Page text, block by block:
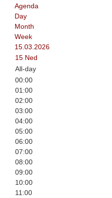
Agenda
Day
Month
Week
15.03.2026
15 Ned
All-day
00:00
01:00
02:00
03:00
04:00
05:00
06:00
07:00
08:00
09:00
10:00
11:00